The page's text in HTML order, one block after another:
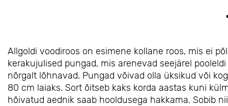
Allgoldi voodiroos on esimene kollane roos, mis ei
kerakujulised pungad, mis arenevad seejärel
nõrgalt lõhnavad. Pungad võivad olla üksikud või
80 cm laiaks. Sort õitseb kaks korda aastas kuni
hõivatud aednik saab hooldusega hakkama. Sobib